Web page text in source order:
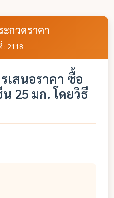
กวดราคา
: 2118
เสนอราคา ซื้อ
25 มก. โดยวิธี